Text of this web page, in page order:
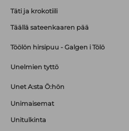
Täti ja krokotiili
Täällä sateenkaaren pää
Töölön hirsipuu - Galgen i Tölö
Unelmien tyttö
Unet A:sta Ö:hön
Unimaisemat
Unitulkinta